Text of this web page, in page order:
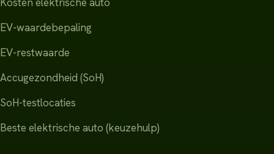
EV-waardebepaling
EV-restwaarde
Accugezondheid (SoH)
SoH-testlocaties
Beste elektrische auto (keuzehulp)